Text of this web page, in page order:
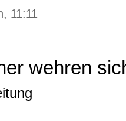
11:11
wehren